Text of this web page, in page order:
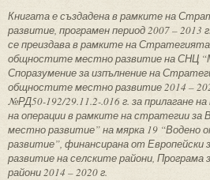
Книгата е създадена в рамките на
развитие, програмен период 2007 –
се преиздава в рамките на
общностите местно развитие на СНЦ
Споразумение за изпълнение на
общностите местно развитие 2014 –
№РД50-192/29.11.2-.016 г. за прилагане
на операции в рамките на стратегии
местно развитие” на мярка 19
развитие”, финансирана от Европейски
развитие на селските райони, Програма
райони 2014 – 2020 г.